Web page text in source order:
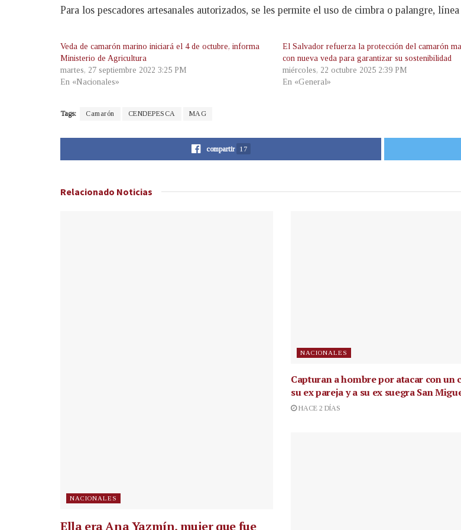
Para los pescadores artesanales autorizados, se les permite el uso de cimbra o palangre,
Veda de camarón marino iniciará el 4 de octubre, informa
Ministerio de Agricultura
martes, 27 septiembre 2022 3:25 PM
En «Nacionales»
El Salvador refuerza la protección del camarón
con nueva veda para garantizar su sostenibilidad
miércoles, 22 octubre 2025 2:39 PM
En «General»
Tags: Camarón CENDEPESCA MAG
compartir 17
Relacionado Noticias
NACIONALES
Ella era Ana Yazmín, mujer que fue
NACIONALES
Capturan a hombre por atacar con un
su ex pareja y a su ex suegra San
HACE 2 DÍAS